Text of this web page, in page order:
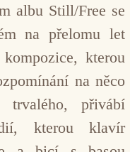
albu Still/Free se
na přelomu let
kterou
na něco
trvalého, přivábí
kterou klavír